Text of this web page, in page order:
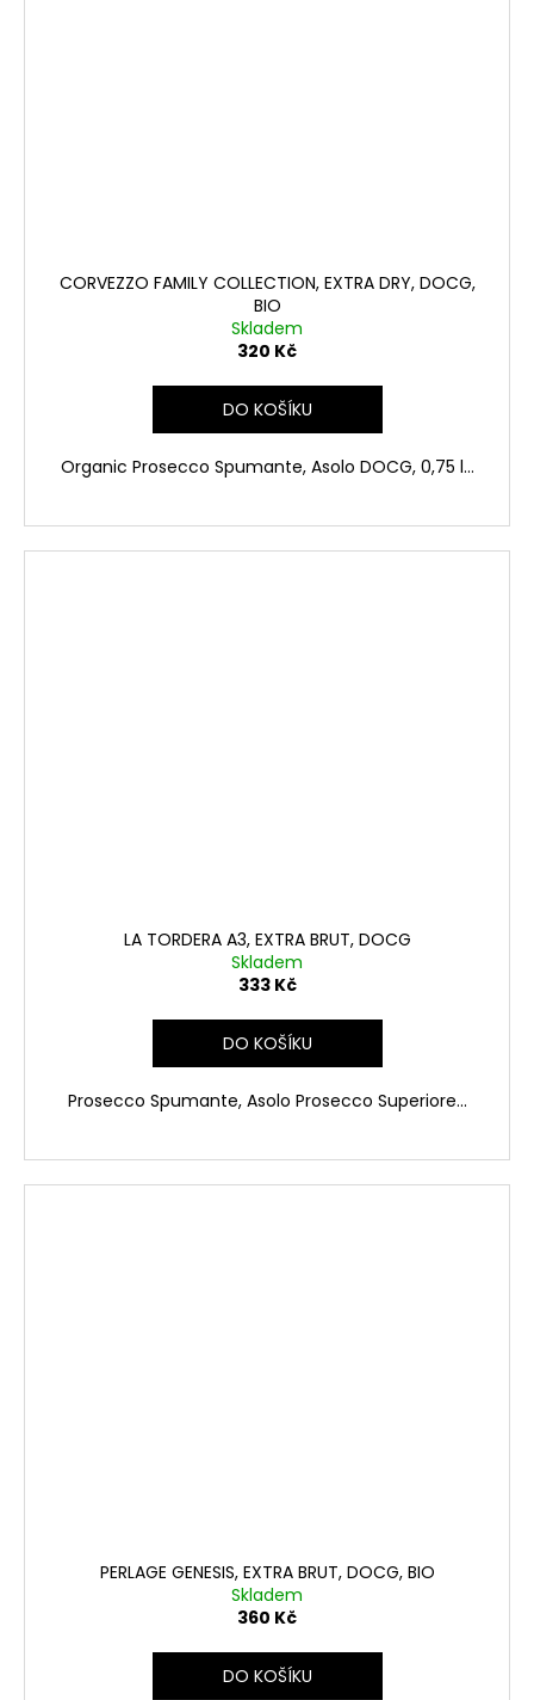
CORVEZZO FAMILY COLLECTION, EXTRA DRY, DOCG,
BIO
Skladem
320 Kč
DO KOŠÍKU
Organic Prosecco Spumante, Asolo DOCG, 0,75 l...
LA TORDERA A3, EXTRA BRUT, DOCG
Skladem
333 Kč
DO KOŠÍKU
Prosecco Spumante, Asolo Prosecco Superiore...
PERLAGE GENESIS, EXTRA BRUT, DOCG, BIO
Skladem
360 Kč
DO KOŠÍKU